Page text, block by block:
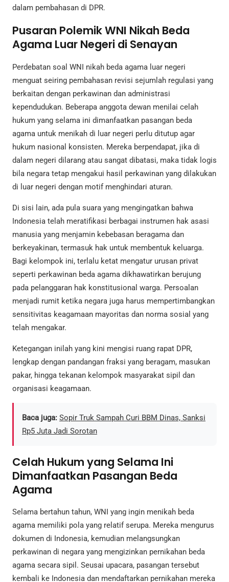
dalam pembahasan di DPR.
Pusaran Polemik WNI Nikah Beda
Agama Luar Negeri di Senayan
Perdebatan soal WNI nikah beda agama luar negeri
menguat seiring pembahasan revisi sejumlah regulasi yang
berkaitan dengan perkawinan dan administrasi
kependudukan. Beberapa anggota dewan menilai celah
hukum yang selama ini dimanfaatkan pasangan beda
agama untuk menikah di luar negeri perlu ditutup agar
hukum nasional konsisten. Mereka berpendapat, jika di
dalam negeri dilarang atau sangat dibatasi, maka tidak logis
bila negara tetap mengakui hasil perkawinan yang dilakukan
di luar negeri dengan motif menghindari aturan.
Di sisi lain, ada pula suara yang mengingatkan bahwa
Indonesia telah meratifikasi berbagai instrumen hak asasi
manusia yang menjamin kebebasan beragama dan
berkeyakinan, termasuk hak untuk membentuk keluarga.
Bagi kelompok ini, terlalu ketat mengatur urusan privat
seperti perkawinan beda agama dikhawatirkan berujung
pada pelanggaran hak konstitusional warga. Persoalan
menjadi rumit ketika negara juga harus mempertimbangkan
sensitivitas keagamaan mayoritas dan norma sosial yang
telah mengakar.
Ketegangan inilah yang kini mengisi ruang rapat DPR,
lengkap dengan pandangan fraksi yang beragam, masukan
pakar, hingga tekanan kelompok masyarakat sipil dan
organisasi keagamaan.
Baca juga: Sopir Truk Sampah Curi BBM Dinas, Sanksi
Rp5 Juta Jadi Sorotan
Celah Hukum yang Selama Ini
Dimanfaatkan Pasangan Beda
Agama
Selama bertahun tahun, WNI yang ingin menikah beda
agama memiliki pola yang relatif serupa. Mereka mengurus
dokumen di Indonesia, kemudian melangsungkan
perkawinan di negara yang mengizinkan pernikahan beda
agama secara sipil. Seusai upacara, pasangan tersebut
kembali ke Indonesia dan mendaftarkan pernikahan mereka